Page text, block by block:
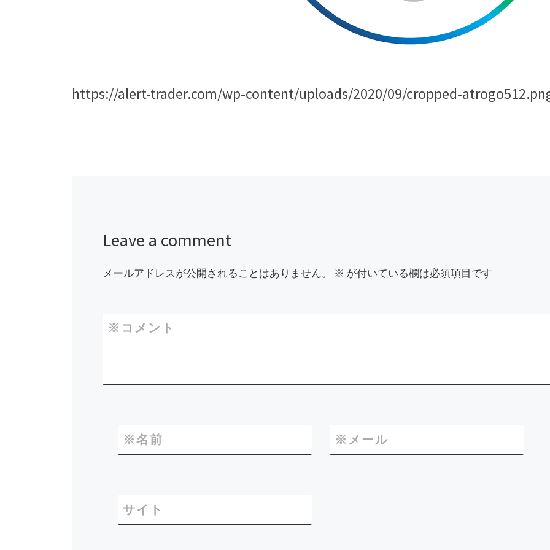
https://alert-trader.com/wp-content/uploads/2020/09/cropped-
Leave a comment
メールアドレスが公開されることはありません。 ※ が付いている欄は必須項目です
コメント
※
名前
※ メール
※
サイト